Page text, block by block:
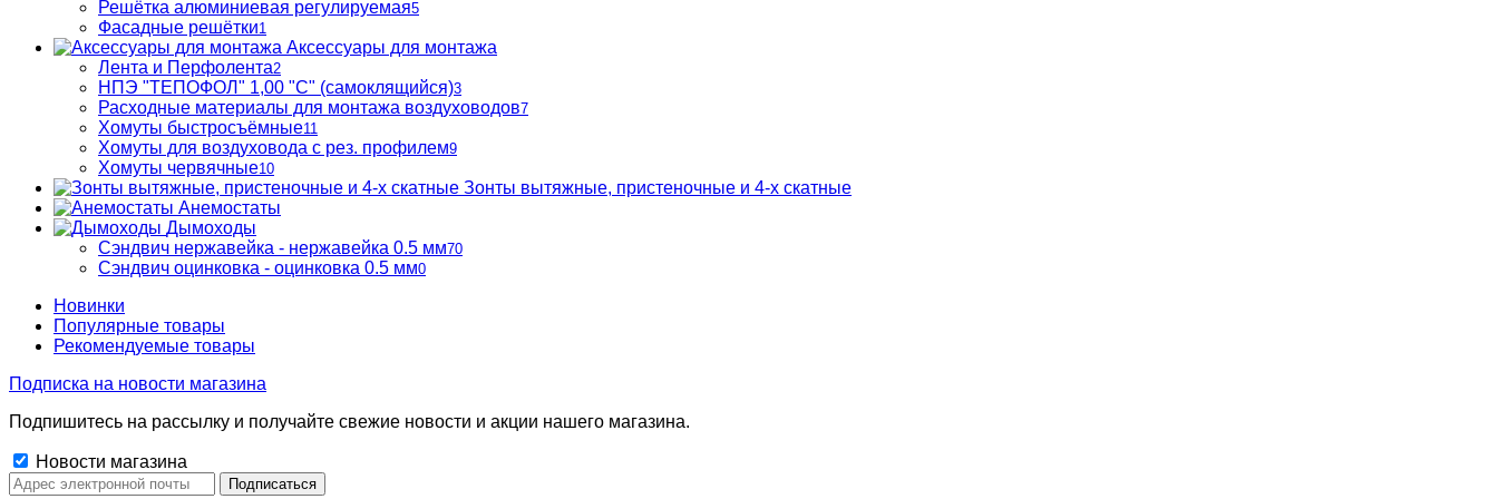
Решётка алюминиевая регулируемая5
Фасадные решётки1
Аксессуары для монтажа
Лента и Перфолента2
НПЭ "ТЕПОФОЛ" 1,00 "С" (самоклящийся)3
Расходные материалы для монтажа воздуховодов7
Хомуты быстросъёмные11
Хомуты для воздуховода с рез. профилем9
Хомуты червячные10
Зонты вытяжные, пристеночные и 4-х скатные
Анемостаты
Дымоходы
Сэндвич нержавейка - нержавейка 0.5 мм70
Сэндвич оцинковка - оцинковка 0.5 мм0
Новинки
Популярные товары
Рекомендуемые товары
Подписка на новости магазина
Подпишитесь на рассылку и получайте свежие новости и акции нашего магазина.
Новости магазина